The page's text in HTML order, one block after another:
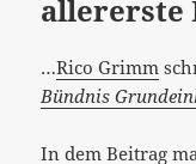
allererste
…Rico Grimm
Bündnis
In dem Beitrag